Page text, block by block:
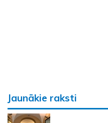
Jaunākie raksti